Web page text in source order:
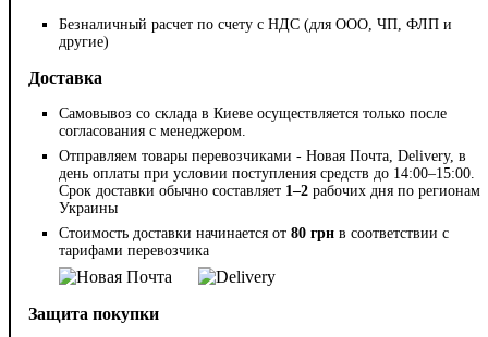
Безналичный расчет по счету с НДС (для ООО, ЧП, ФЛП и
другие)
Доставка
Самовывоз со склада в Киеве осуществляется только после
согласования с менеджером.
Отправляем товары перевозчиками - Новая Почта, Delivery, в
день оплаты при условии поступления средств до 14:00–15:00.
Срок доставки обычно составляет 1–2 рабочих дня по регионам
Украины
Стоимость доставки начинается от 80 грн в соответствии с
тарифами перевозчика
Защита покупки